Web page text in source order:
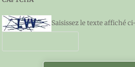
Saisissez le texte affiché